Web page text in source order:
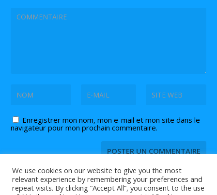
Enregistrer mon nom, mon e-mail et mon site dans le
navigateur pour mon prochain commentaire.
We use cookies on our website to give you the most
relevant experience by remembering your preferences and
repeat visits. By clicking “Accept All”, you consent to the use